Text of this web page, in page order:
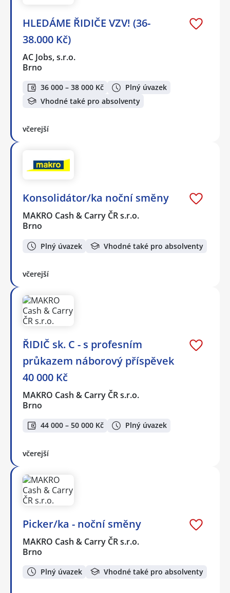
HLEDÁME ŘIDIČE VZV! (36-
38.000 Kč)
AC Jobs, s.r.o.
Brno
36 000 – 38 000 Kč
Plný úvazek
Vhodné také pro absolventy
včerejší
Konsolidátor/ka noční směny
MAKRO Cash & Carry ČR s.r.o.
Brno
Plný úvazek Vhodné také pro absolventy
včerejší
ŘIDIČ sk. C - s profesním
průkazem náborový příspěvek
40 000 Kč
MAKRO Cash & Carry ČR s.r.o.
Brno
44 000 – 50 000 Kč Plný úvazek
včerejší
Picker/ka - noční směny
MAKRO Cash & Carry ČR s.r.o.
Brno
Plný úvazek Vhodné také pro absolventy